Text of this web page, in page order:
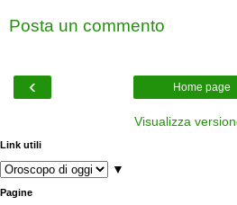
Posta un commento
‹ Home page
Visualizza
Link utili
▼
Pagine